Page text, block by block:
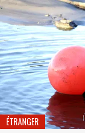
ÉTRANGER